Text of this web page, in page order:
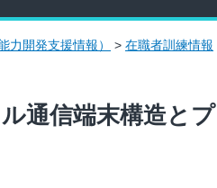
力開発支援情報） > 在職者訓練情報
通信端末構造と